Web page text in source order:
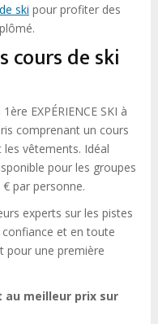
ski pour profiter des
cours de ski
EXPÉRIENCE SKI à
comprenant un cours
vêtements. Idéal
pour les groupes
par personne.
experts sur les pistes
et en toute
pour une première
au meilleur prix sur